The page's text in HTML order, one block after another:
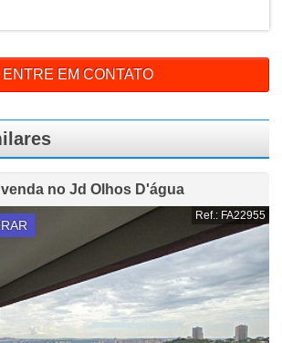
ENTRE EM CONTATO
no Jd Olhos D'água
Ref.: FA22955